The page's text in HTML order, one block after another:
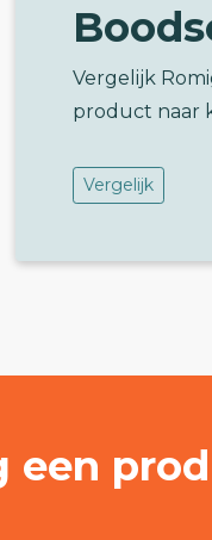
Vergelijk
product naar
Vergelijk
een